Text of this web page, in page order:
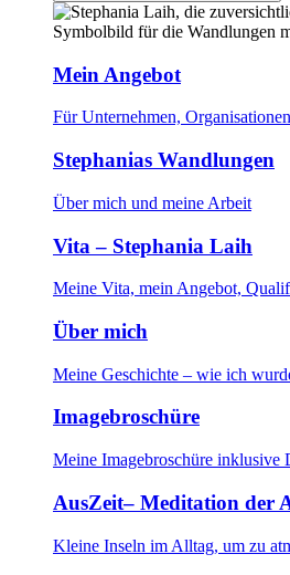
Mein Angebot
Für Unternehmen,
Stephanias Wandlungen
Über mich und meine Arbeit
Vita – Stephania Laih
Meine Vita, mein Angebot,
Über mich
Meine Geschichte – wie ich
Imagebroschüre
Meine Imagebroschüre inklusive
AusZeit– Meditation der
Kleine Inseln im Alltag, um zu